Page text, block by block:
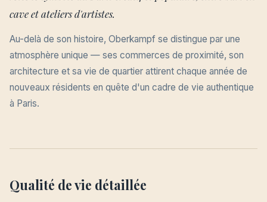
cave et ateliers d'artistes.
Au-delà de son histoire, Oberkampf se distingue par une
atmosphère unique — ses commerces de proximité, son
architecture et sa vie de quartier attirent chaque année de
nouveaux résidents en quête d'un cadre de vie authentique
à Paris.
Qualité de vie détaillée